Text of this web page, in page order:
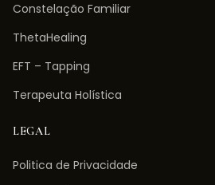
Constelação Familiar
ThetaHealing
EFT – Tapping
Terapeuta Holística
LEGAL
Politica de Privacidade